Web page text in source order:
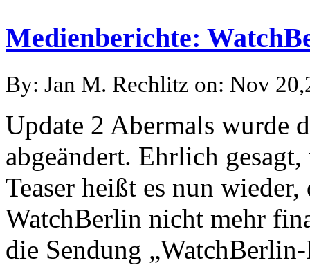
Medienberichte:
By: Jan M. Rechlitz on: Nov
Update 2 Abermals wurde
abgeändert. Ehrlich
Teaser heißt es nun
WatchBerlin nicht mehr
die Sendung